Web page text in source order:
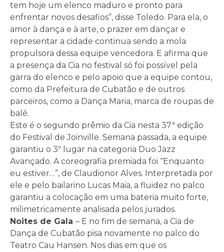
tem hoje um elenco maduro e pronto para
enfrentar novos desafios”, disse Toledo. Para ela, o
amor à dança e à arte, o prazer em dançar e
representar a cidade continua sendo a mola
propulsora dessa equipe vencedora. E afirma que
a presença da Cia no festival só foi possível pela
garra do elenco e pelo apoio que a equipe contou,
como da Prefeitura de Cubatão e de outros
parceiros, como a Dança Maria, marca de roupas de
balé.
Este é o segundo prêmio da Cia nesta 37ª edição
do Festival de Joinville. Semana passada, a equipe
garantiu o 3º lugar na categoria Duo Jazz
Avançado. A coreografia premiada foi “Enquanto
eu estiver…”, de Claudionor Alves. Interpretada por
ele e pelo bailarino Lucas Maia, a fluidez no palco
garantiu a colocação em uma bateria muito forte,
milimetricamente analisada pelos jurados.
Noites de Gala – E no fim de semana, a Cia de
Dança de Cubatão pisa novamente no palco do
Teatro Cau Hansen. Nos dias em que os